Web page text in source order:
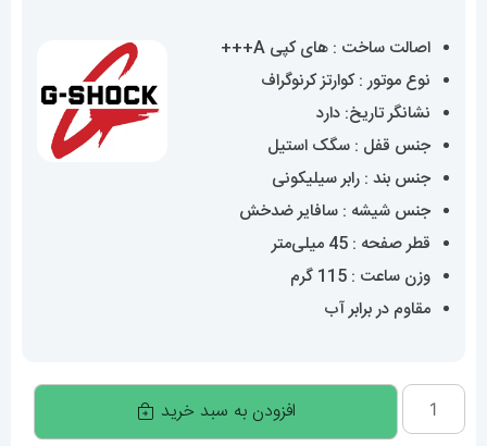
اصالت ساخت : های کپی A+++
نوع موتور : کوارتز کرنوگراف
نشانگر تاریخ: دارد
جنس قفل : سگک استیل
جنس بند : رابر سیلیکونی
جنس شیشه : سافایر ضدخش
قطر صفحه : 45 میلی‌متر
وزن ساعت : 115 گرم
مقاوم در برابر آب
ساعت
کاسیو
افزودن به سبد خرید